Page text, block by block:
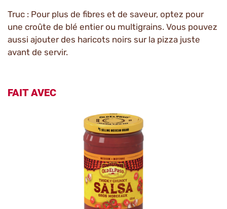
Truc : Pour plus de fibres et de saveur, optez pour
une croûte de blé entier ou multigrains. Vous pouvez
aussi ajouter des haricots noirs sur la pizza juste
avant de servir.
FAIT AVEC